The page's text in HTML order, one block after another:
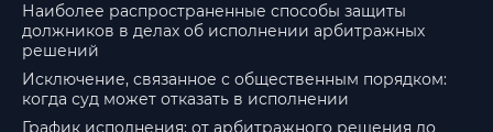
Наиболее распространенные способы защиты
должников в делах об исполнении арбитражных
решений
Исключение, связанное с общественным порядком:
когда суд может отказать в исполнении
График исполнения: от арбитражного решения до